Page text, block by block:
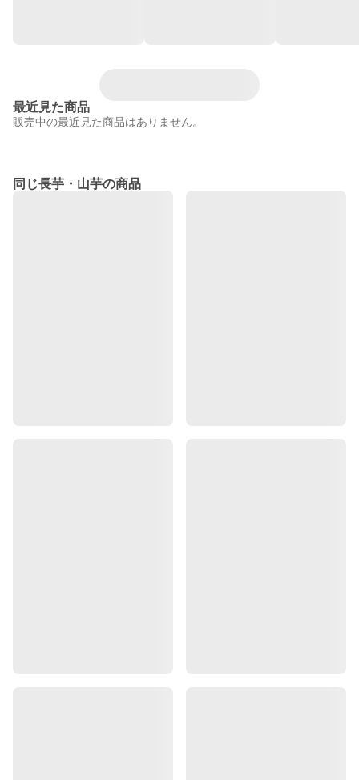
最近見た商品
販売中の最近見た商品はありません。
同じ長芋・山芋の商品